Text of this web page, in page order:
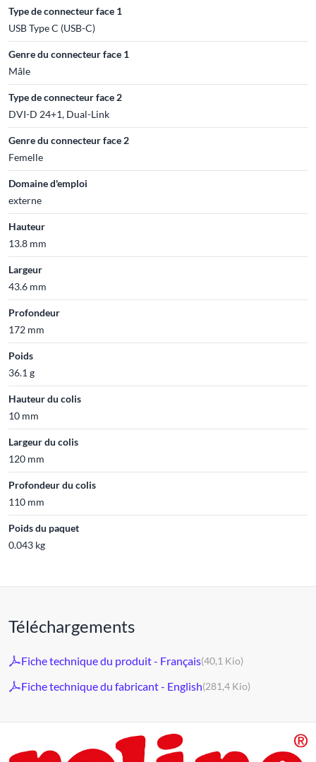
Type de connecteur face 1
USB Type C (USB-C)
Genre du connecteur face 1
Mâle
Type de connecteur face 2
DVI-D 24+1, Dual-Link
Genre du connecteur face 2
Femelle
Domaine d'emploi
externe
Hauteur
13.8 mm
Largeur
43.6 mm
Profondeur
172 mm
Poids
36.1 g
Hauteur du colis
10 mm
Largeur du colis
120 mm
Profondeur du colis
110 mm
Poids du paquet
0.043 kg
Téléchargements
Fiche technique du produit - Français(40,1 Kio)
Fiche technique du fabricant - English(281,4 Kio)